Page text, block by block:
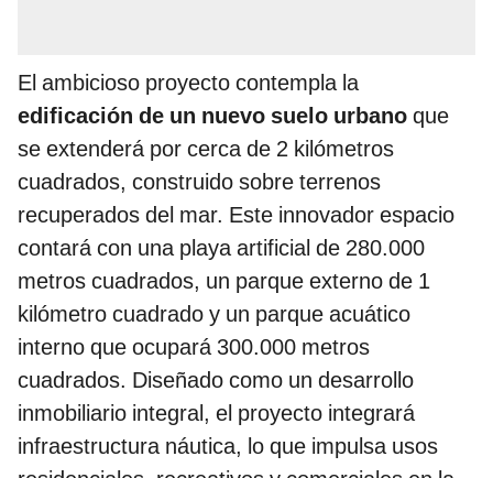
El ambicioso proyecto contempla la
edificación de un nuevo suelo urbano que
se extenderá por cerca de 2 kilómetros
cuadrados, construido sobre terrenos
recuperados del mar. Este innovador espacio
contará con una playa artificial de 280.000
metros cuadrados, un parque externo de 1
kilómetro cuadrado y un parque acuático
interno que ocupará 300.000 metros
cuadrados. Diseñado como un desarrollo
inmobiliario integral, el proyecto integrará
infraestructura náutica, lo que impulsa usos